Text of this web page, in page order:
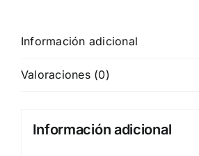
Información adicional
Valoraciones (0)
Información adicional